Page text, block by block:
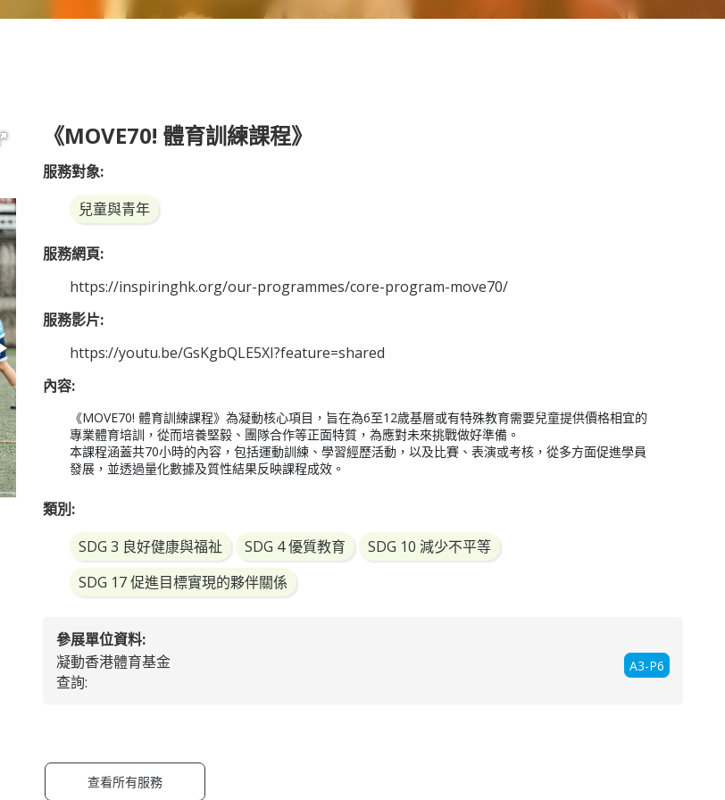
《MOVE70! 體育訓練課程》
服務對象:
兒童與青年
服務網頁:
https://inspiringhk.org/our-programmes/core-program-move70/
服務影片:
https://youtu.be/GsKgbQLE5XI?feature=shared
內容:
《MOVE70! 體育訓練課程》為凝動核心項目，旨在為6至12歲基層或有特殊教育需要兒童提供價格相宜的
專業體育培訓，從而培養堅毅、團隊合作等正面特質，為應對未來挑戰做好準備。
本課程涵蓋共70小時的內容，包括運動訓練、學習經歷活動，以及比賽、表演或考核，從多方面促進學員
發展，並透過量化數據及質性結果反映課程成效。
類別:
SDG 3 良好健康與福祉
SDG 4 優質教育
SDG 10 減少不平等
SDG 17 促進目標實現的夥伴關係
參展單位資料:
A3-P6
凝動香港體育基金
查詢:
查看所有服務